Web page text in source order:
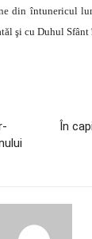
din întunericul
şi cu Duhul
În